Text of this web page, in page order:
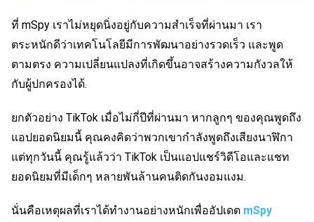
ที่ mSpy เราไม่หยุดนิ่งอยู่กับความสำเร็จที่ผ่านมา เรา
ตระหนักดีว่าเทคโนโลยีมีการพัฒนาอย่างรวดเร็ว และพูด
ตามตรง ความเปลี่ยนแปลงที่เกิดขึ้นอาจสร้างความกังวลให้
กับผู้ปกครองได้.
ยกตัวอย่าง TikTok เมื่อไม่กี่ปีที่ผ่านมา หากลูกๆ ของคุณพูดถึง
แอปยอดนิยมนี้ คุณคงคิดว่าพวกเขากำลังพูดถึงเสียงนาฬิกา
แต่ทุกวันนี้ คุณรู้แล้วว่า TikTok เป็นแอปแชร์วิดีโอและแชท
ยอดนิยมที่มีเด็กๆ หลายพันล้านคนติดกันงอมแงม.
นั่นคือเหตุผลที่เราได้ทำงานอย่างหนักเพื่ออัปเดต mSpy